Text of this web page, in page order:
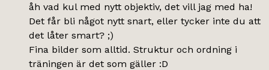
åh vad kul med nytt objektiv, det vill jag med ha!
Det får bli något nytt snart, eller tycker inte du att
det låter smart? ;)
Fina bilder som alltid. Struktur och ordning i
träningen är det som gäller :D